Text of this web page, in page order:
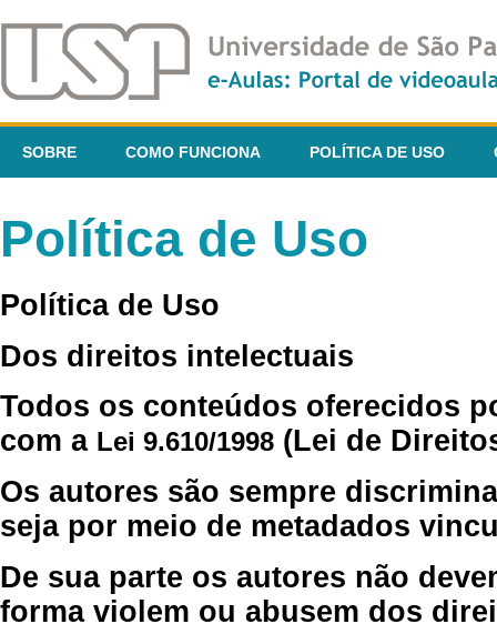
SOBRE COMO FUNCIONA POLÍTICA DE USO
Política de Uso
Política de Uso
Dos direitos intelectuais
Todos os conteúdos oferecidos
com a Lei 9.610/1998 (Lei de
Os autores são sempre
seja por meio de metadados
De sua parte os autores não
forma violem ou abusem dos